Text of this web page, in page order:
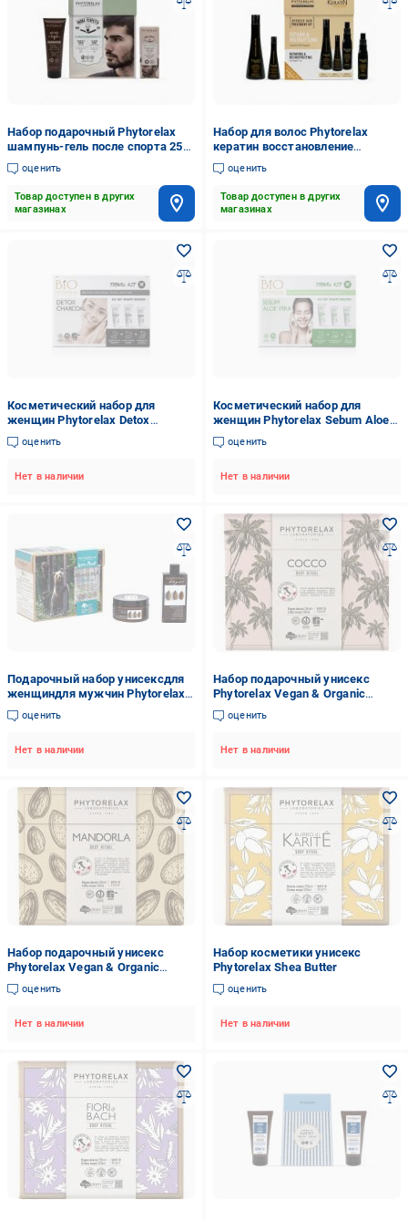
Набор подарочный Phytorelax
шампунь-гель после спорта 250
мл и бальзам для бороды 75 мл
оценить
Товар доступен в других
магазинах
Набор для волос Phytorelax
кератин восстановление
шампунь+спрей+молочко
оценить
Товар доступен в других
магазинах
Косметический набор для
женщин Phytorelax Detox
Charcoal гель для умывания +
мицеллярное молочко + маска
оценить
Нет в наличии
Косметический набор для
женщин Phytorelax Sebum Aloe
Vera
оценить
Нет в наличии
Подарочный набор унисексдля
женщиндля мужчин Phytorelax
Mandorla with Almond Oil
оценить
Нет в наличии
Набор подарочный унисекс
Phytorelax Vegan & Organic
Coconut
оценить
Нет в наличии
Набор подарочный унисекс
Phytorelax Vegan & Organic
Almond
оценить
Нет в наличии
Набор косметики унисекс
Phytorelax Shea Butter
оценить
Нет в наличии